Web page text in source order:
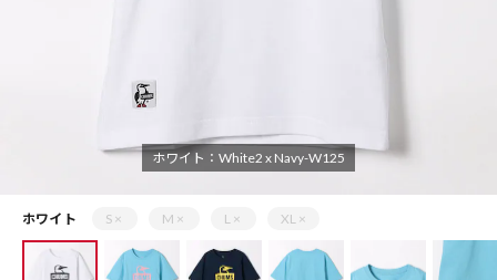
ホワイト：White2 x Navy-W125
ホワイト S × M × L × XL ×